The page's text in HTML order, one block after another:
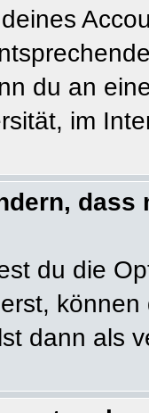
du an
im
dass
du die
dann als